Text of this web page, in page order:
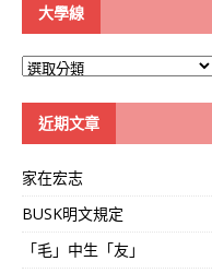
大學線
大
近期文章
家在宏志
BUSK明文規定
「毛」中生「友」